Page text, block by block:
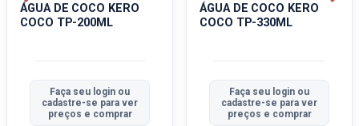
ÁGUA DE COCO KERO
COCO TP-200ML
Faça seu login ou
cadastre-se para ver
preços e comprar
ÁGUA DE COCO KERO
COCO TP-330ML
Faça seu login ou
cadastre-se para ver
preços e comprar